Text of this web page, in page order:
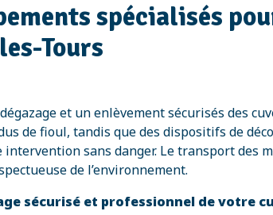
spécialisés
Tours
et un enlèvement sécurisés des
de fioul, tandis que des dispositifs de
sans danger. Le transport des
de l’environnement.
sécurisé et professionnel de votre